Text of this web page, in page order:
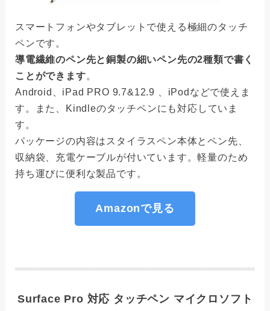
スマートフォンやタブレットで使える極細のタッチ
ペンです。
導電繊維のペン先と銅製の細いペン先の2種類で書く
ことができます。
Android、iPad PRO 9.7&12.9 、iPodなどで使えま
す。また、Kindleのタッチペンにも対応していま
す。
パッケージの内容はスタイラスペン本体とペン先、
収納袋、充電ケーブルが付いています。軽量のため
持ち運びに便利な製品です。
Amazonで見る
Surface Pro 対応 タッチペン マイクロソフト